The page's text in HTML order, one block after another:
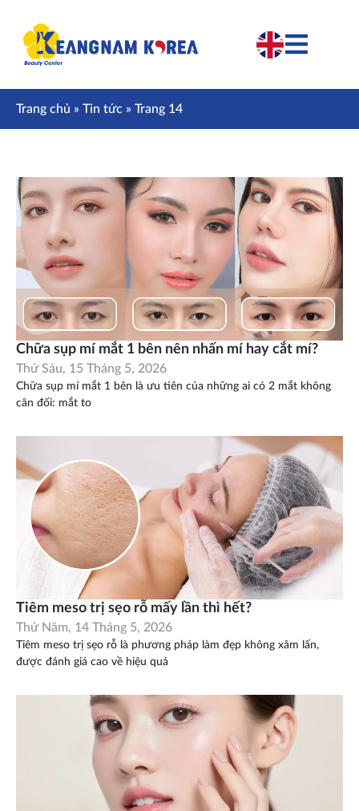
Trang chủ » Tin tức » Trang 14
Chữa sụp mí mắt 1 bên nên nhấn mí hay cắt mí?
Thứ Sáu, 15 Tháng 5, 2026
Chữa sụp mí mắt 1 bên là ưu tiên của những ai có 2 mắt không
cân đối: mắt to
Tiêm meso trị sẹo rỗ mấy lần thì hết?
Thứ Năm, 14 Tháng 5, 2026
Tiêm meso trị sẹo rỗ là phương pháp làm đẹp không xâm lấn,
được đánh giá cao về hiệu quả